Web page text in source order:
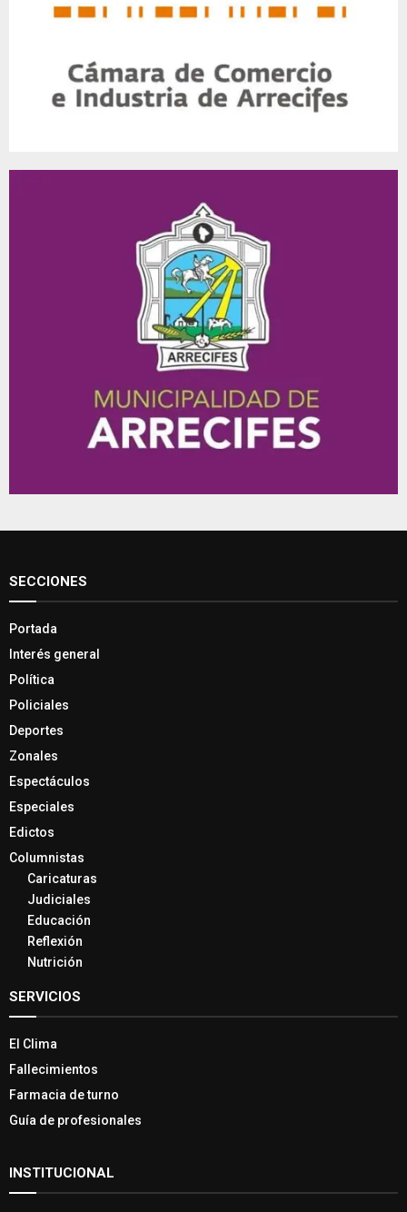
SECCIONES
Portada
Interés general
Política
Policiales
Deportes
Zonales
Espectáculos
Especiales
Edictos
Columnistas
Caricaturas
Judiciales
Educación
Reflexión
Nutrición
SERVICIOS
El Clima
Fallecimientos
Farmacia de turno
Guía de profesionales
INSTITUCIONAL